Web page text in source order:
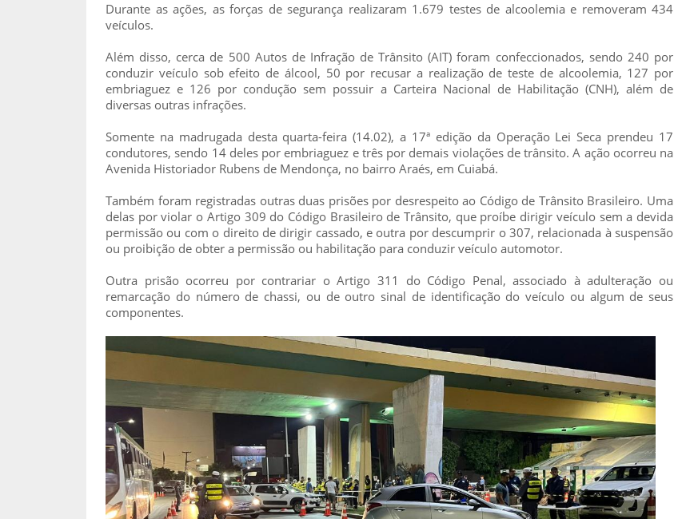
Durante as ações, as forças de segurança realizaram 1.679 testes de alcoolemia e removeram 434
veículos.
Além disso, cerca de 500 Autos de Infração de Trânsito (AIT) foram confeccionados, sendo 240 por
conduzir veículo sob efeito de álcool, 50 por recusar a realização de teste de alcoolemia, 127 por
embriaguez e 126 por condução sem possuir a Carteira Nacional de Habilitação (CNH), além de
diversas outras infrações.
Somente na madrugada desta quarta-feira (14.02), a 17ª edição da Operação Lei Seca prendeu 17
condutores, sendo 14 deles por embriaguez e três por demais violações de trânsito. A ação ocorreu na
Avenida Historiador Rubens de Mendonça, no bairro Araés, em Cuiabá.
Também foram registradas outras duas prisões por desrespeito ao Código de Trânsito Brasileiro. Uma
delas por violar o Artigo 309 do Código Brasileiro de Trânsito, que proíbe dirigir veículo sem a devida
permissão ou com o direito de dirigir cassado, e outra por descumprir o 307, relacionada à suspensão
ou proibição de obter a permissão ou habilitação para conduzir veículo automotor.
Outra prisão ocorreu por contrariar o Artigo 311 do Código Penal, associado à adulteração ou
remarcação do número de chassi, ou de outro sinal de identificação do veículo ou algum de seus
componentes.